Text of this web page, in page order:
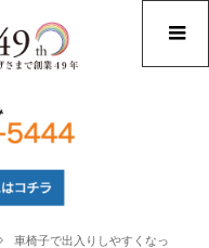
車椅子で出入りしやすくなっ